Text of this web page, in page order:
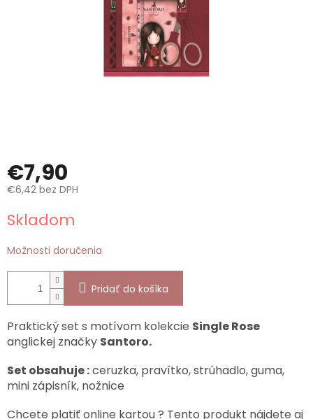
€7,90
€6,42 bez DPH
cena:
Skladom
Možnosti doručenia
Pridať do košíka
Praktický set s motívom kolekcie Single Rose
anglickej značky Santoro.
Set obsahuje :ceruzka, pravítko, strúhadlo, guma,
mini zápisník, nožnice
Chcete platiť online kartou ? Tento produkt nájdete aj